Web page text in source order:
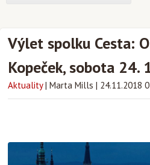
Výlet spolku Cesta:
Kopeček, sobota 24.
Aktuality | Marta Mills | 24.11.2018